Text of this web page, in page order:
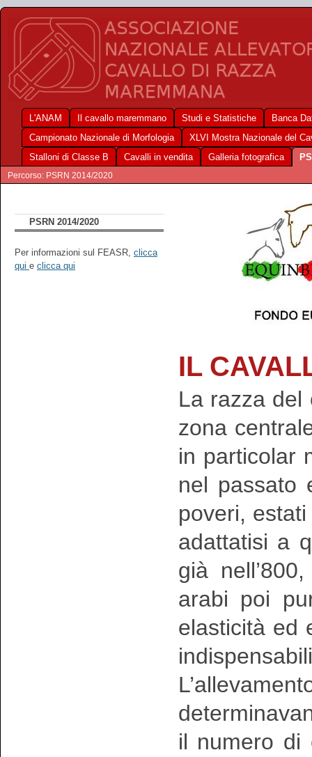
L'ANAM Il cavallo maremmano Studi e Statistiche
Banca
Campionato Nazionale di Morfologia
XLVI Mostra Nazionale del
Stalloni di Classe B
Cavalli in vendita Galleria fotografica
Percorso: PSRN 2014/2020
PSRN 2014/2020
Per informazioni sul FEASR, clicca
qui e clicca qui
IL
La razza del
zona
in particolar
nel passato
poveri,
adattatisi a
già
arabi poi
elasticità ed
il numero di